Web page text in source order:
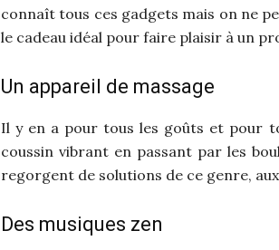
connaît tous ces gadgets mais on ne
le cadeau idéal pour faire plaisir à un
Un appareil de massage
Il y en a pour tous les goûts et pour
coussin vibrant en passant par les
regorgent de solutions de ce genre,
Des musiques zen